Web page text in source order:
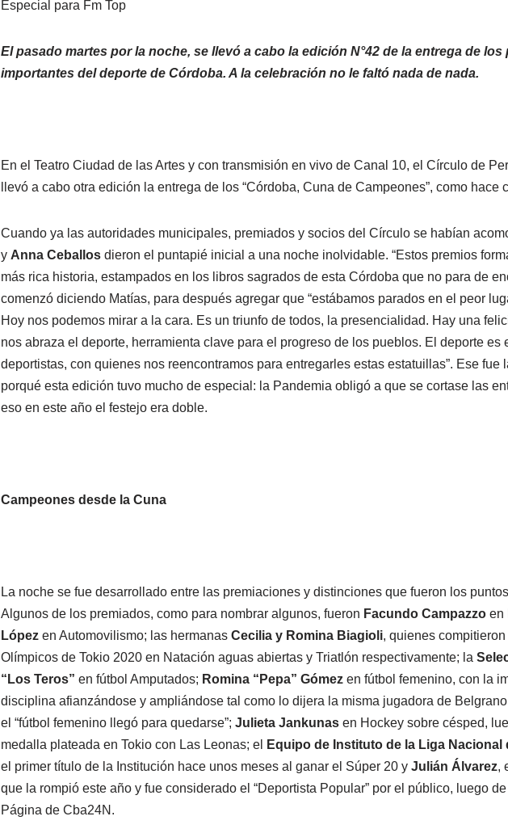
Especial para Fm Top
El pasado martes por la noche, se llevó a cabo la edición N°42 de la entrega de los
importantes del deporte de Córdoba. A la celebración no le faltó nada de nada.
En el Teatro Ciudad de las Artes y con transmisión en vivo de Canal 10, el Círculo de
llevó a cabo otra edición la entrega de los “Córdoba, Cuna de Campeones”, como hace
Cuando ya las autoridades municipales, premiados y socios del Círculo se habían
y Anna Ceballosdieron el puntapié inicial a una noche inolvidable. “Estos premios
más rica historia, estampados en los libros sagrados de esta Córdoba que no para de
comenzó diciendo Matías, para después agregar que “estábamos parados en el peor
Hoy nos podemos mirar a la cara. Es un triunfo de todos, la presencialidad. Hay una
nos abraza el deporte, herramienta clave para el progreso de los pueblos. El deporte es
deportistas, con quienes nos reencontramos para entregarles estas estatuillas”. Ese fue
porqué esta edición tuvo mucho de especial: la Pandemia obligó a que se cortase las
eso en este año el festejo era doble.
Campeones desde la Cuna
La noche se fue desarrollado entre las premiaciones y distinciones que fueron los
Algunos de los premiados, como para nombrar algunos, fueron Facundo Campazzoen
Lópezen Automovilismo; las hermanas Cecilia y Romina Biagioli, quienes
Olímpicos de Tokio 2020 en Natación aguas abiertas y Triatlón respectivamente; la
“Los Teros” en fútbol Amputados; Romina “Pepa” Gómezen fútbol femenino, con la
disciplina afianzándose y ampliándose tal como lo dijera la misma jugadora de
el “fútbol femenino llegó para quedarse”; Julieta Jankunasen Hockey sobre césped,
medalla plateada en Tokio con Las Leonas; el
Equipo de Instituto de la Liga Nacional
el primer título de la Institución hace unos meses al ganar el Súper 20 y Julián Álvarez,
que la rompió este año y fue considerado el “Deportista Popular” por el público, luego
Página de Cba24N.